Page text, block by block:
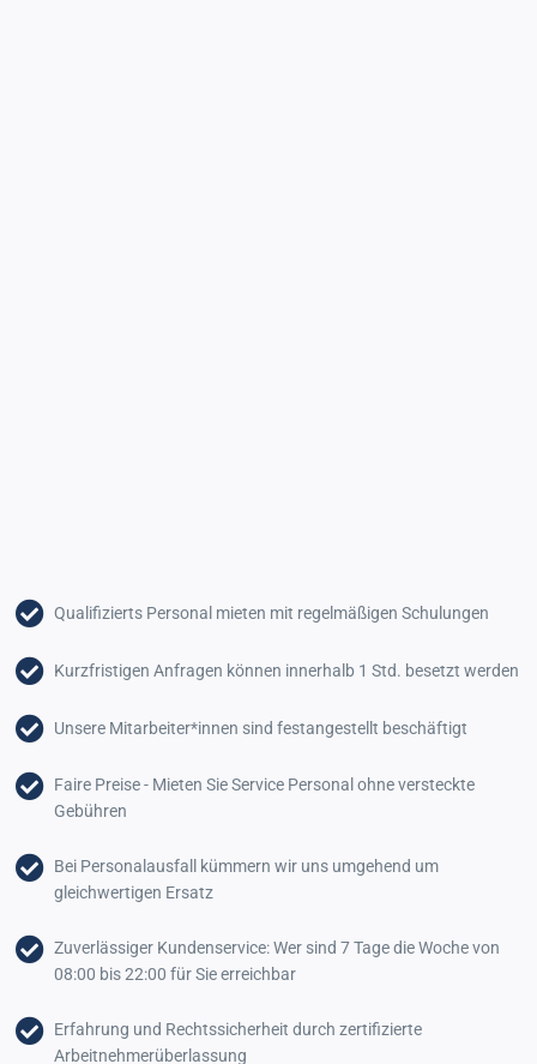
Qualifizierts Personal mieten mit regelmäßigen Schulungen
Kurzfristigen Anfragen können innerhalb 1 Std. besetzt werden
Unsere Mitarbeiter*innen sind festangestellt beschäftigt
Faire Preise - Mieten Sie Service Personal ohne versteckte
Gebühren
Bei Personalausfall kümmern wir uns umgehend um
gleichwertigen Ersatz
Zuverlässiger Kundenservice: Wer sind 7 Tage die Woche von
08:00 bis 22:00 für Sie erreichbar
Erfahrung und Rechtssicherheit durch zertifizierte
Arbeitnehmerüberlassung